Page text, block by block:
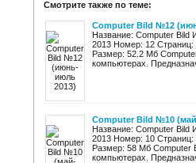
Смотрите также по теме:
Computer Bild №12
Название: Computer Bild
2013 Номер: 12
Размер: 52.2 Мб
компьютерах.
Computer Bild №10
Название: Computer Bild
2013 Номер: 10
Размер: 58 Мб Computer
компьютерах.